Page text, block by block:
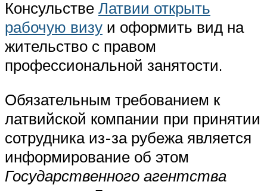
Консульстве Латвии открыть
рабочую визу и оформить вид на
жительство с правом
профессиональной занятости.
Обязательным требованием к
латвийской компании при принятии
сотрудника из-за рубежа является
информирование об этом
Государственного агентства